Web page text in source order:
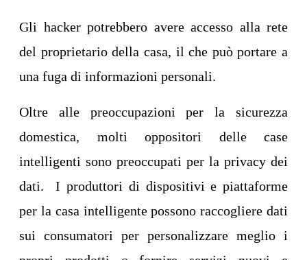
Gli hacker potrebbero avere accesso alla rete
del proprietario della casa, il che può portare a
una fuga di informazioni personali.
Oltre alle preoccupazioni per la sicurezza
domestica, molti oppositori delle case
intelligenti sono preoccupati per la privacy dei
dati. I produttori di dispositivi e piattaforme
per la casa intelligente possono raccogliere dati
sui consumatori per personalizzare meglio i